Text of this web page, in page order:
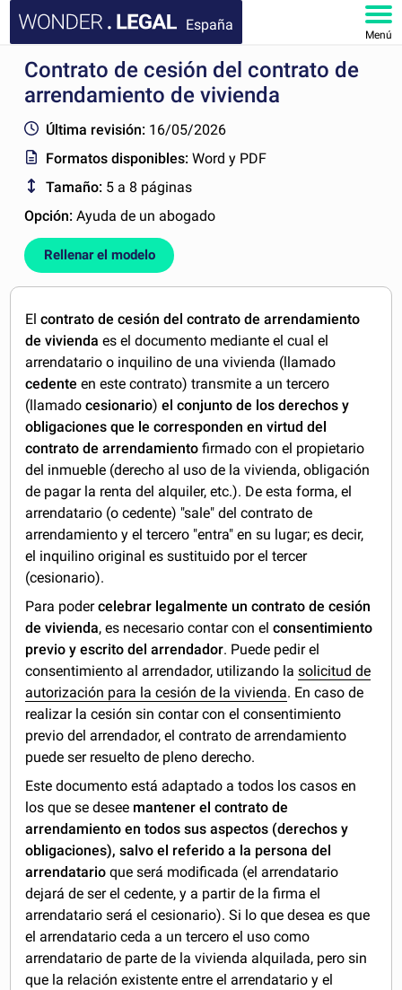
España
Menú
INICIO
FAQ
MI CUENTA
Contrato de cesión del contrato de
arrendamiento de vivienda
Última revisión: 16/05/2026
Formatos disponibles:Word y PDF
Tamaño: 5 a 8 páginas
Opción:Ayuda de un abogado
Rellenar el modelo
Elcontrato de cesión del contrato de arrendamiento
de vivienda es el documento mediante el cual el
arrendatario o inquilino de una vivienda (llamado
cedente en este contrato) transmite a un tercero
(llamadocesionario)el conjunto de los derechos y
obligaciones que le corresponden en virtud del
contrato de arrendamiento firmado con el propietario
del inmueble (derecho al uso de la vivienda, obligación
de pagar la renta del alquiler, etc.). De esta forma, el
arrendatario (o cedente) "sale" del contrato de
arrendamiento y el tercero "entra" en su lugar; es decir,
el inquilino original es sustituido por el tercer
(cesionario).
Para podercelebrar legalmente un contrato de cesión
de vivienda, es necesario contar con elconsentimiento
previo y escrito del arrendador. Puede pedir el
consentimiento al arrendador, utilizando lasolicitud de
autorización para la cesión de la vivienda. En caso de
realizar la cesión sin contar con el consentimiento
previo del arrendador, el contrato de arrendamiento
puede ser resuelto de pleno derecho.
Este documento está adaptado a todos los casos en
los que se desee mantener el contrato de
arrendamiento en todos sus aspectos (derechos y
obligaciones), salvo el referido a la persona del
arrendatario que será modificada (el arrendatario
dejará de ser el cedente, y a partir de la firma el
arrendatario será el cesionario). Si lo que desea es que
el arrendatario ceda a un tercero el uso como
arrendatario de parte de la vivienda alquilada, pero sin
que la relación existente entre el arrendatario y el